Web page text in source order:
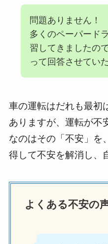
問題ありません！
多くのペーパード
習してきましたの
って回答させてい
車の運転はだれも最初
ありますが、運転が不
なのはその「不安」を
得して不安を解消し、
よくある不安の